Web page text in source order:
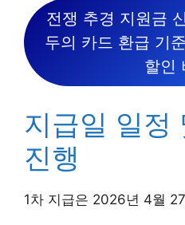
전쟁 추경 지원금
두의 카드 환급 기
할인
지급일 일정
진행
1차 지급은 2026년 4월